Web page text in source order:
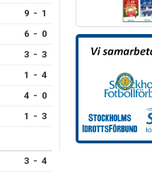
9 - 1
6 - 0
3 - 3
1 - 4
4 - 0
1 - 3
3 - 4